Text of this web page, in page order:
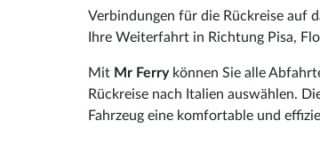
Verbindungen für die Rückreise auf
Ihre Weiterfahrt in Richtung Pisa,
Mit Mr Ferrykönnen Sie alle
Rückreise nach Italien auswählen.
Fahrzeug eine komfortable und